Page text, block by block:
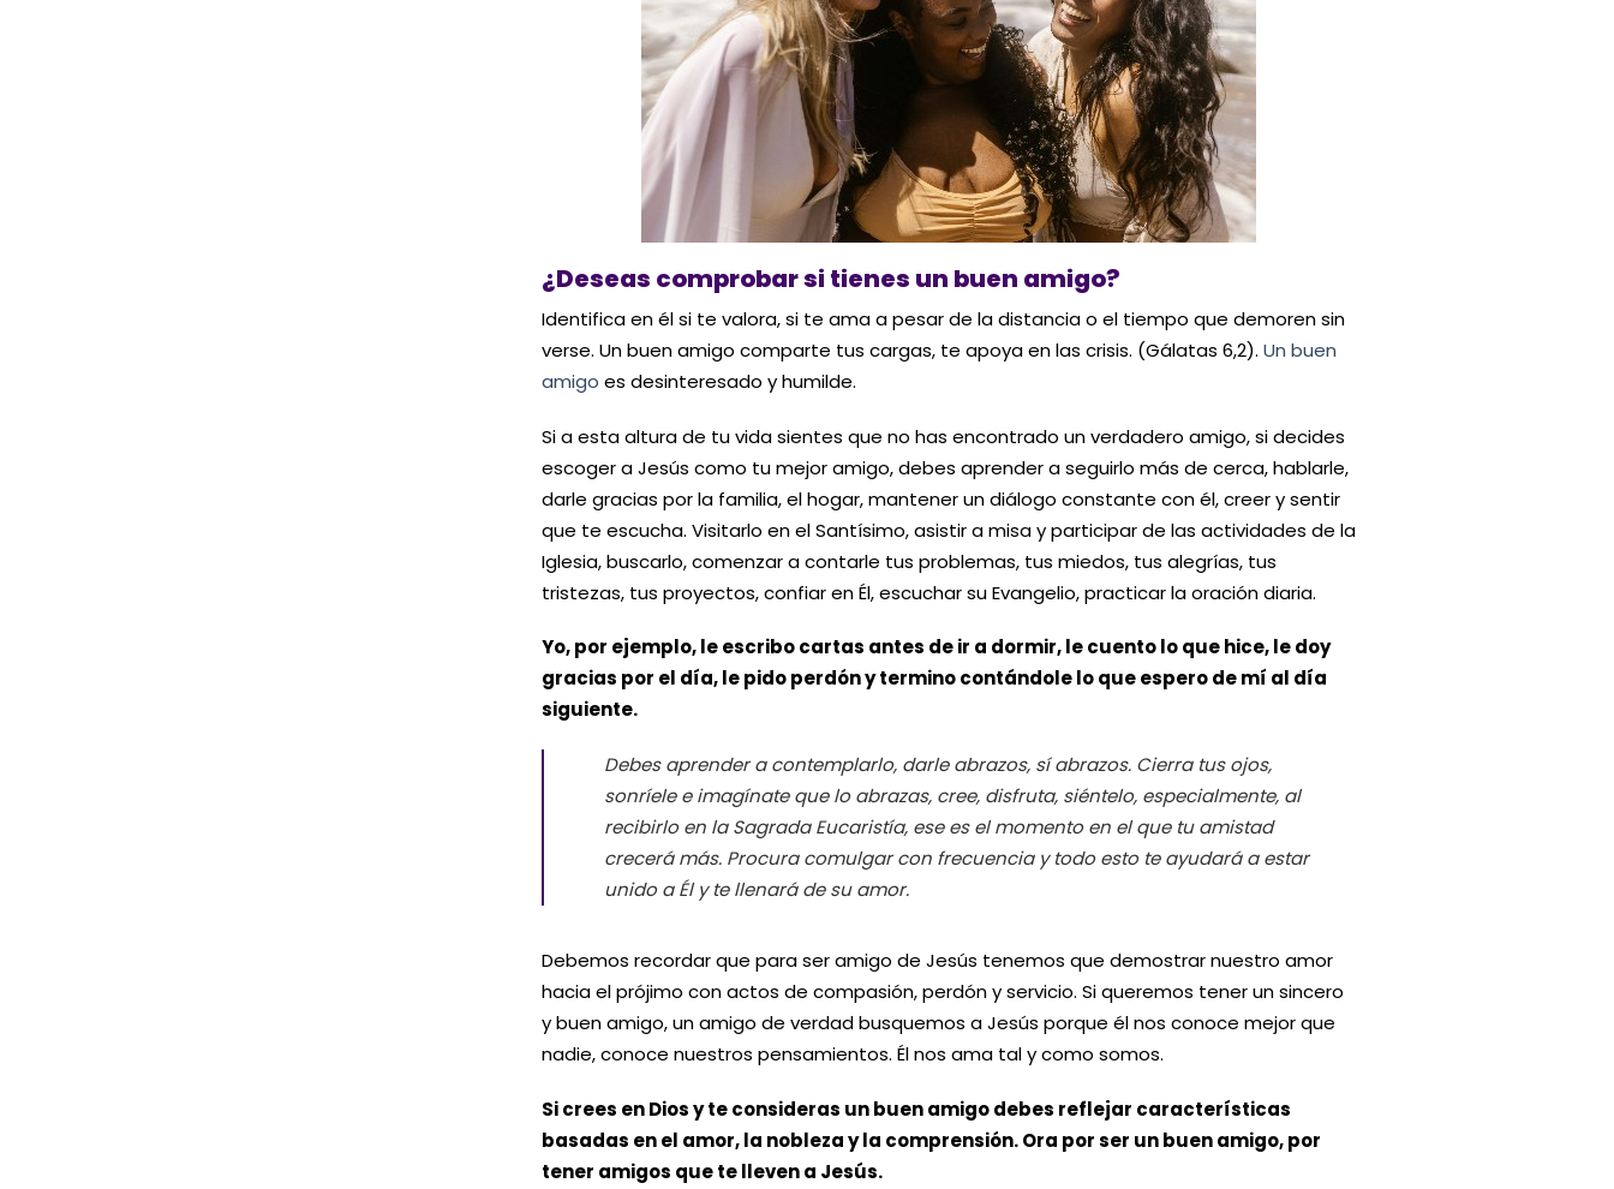
¿Deseas comprobar si tienes un buen amigo?
Identifica en él si te valora, si te ama a pesar de la distancia o el tiempo que demoren sin
verse. Un buen amigo comparte tus cargas, te apoya en las crisis. (Gálatas 6,2). Un buen
amigo es desinteresado y humilde.
Si a esta altura de tu vida sientes que no has encontrado un verdadero amigo, si decides
escoger a Jesús como tu mejor amigo, debes aprender a seguirlo más de cerca, hablarle,
darle gracias por la familia, el hogar, mantener un diálogo constante con él, creer y sentir
que te escucha. Visitarlo en el Santísimo, asistir a misa y participar de las actividades de la
Iglesia, buscarlo, comenzar a contarle tus problemas, tus miedos, tus alegrías, tus
tristezas, tus proyectos, confiar en Él, escuchar su Evangelio, practicar la oración diaria.
Yo, por ejemplo, le escribo cartas antes de ir a dormir, le cuento lo que hice, le doy
gracias por el día, le pido perdón y termino contándole lo que espero de mí al día
siguiente.
Debes aprender a contemplarlo, darle abrazos, sí abrazos. Cierra tus ojos,
sonríele e imagínate que lo abrazas, cree, disfruta, siéntelo, especialmente, al
recibirlo en la Sagrada Eucaristía, ese es el momento en el que tu amistad
crecerá más. Procura comulgar con frecuencia y todo esto te ayudará a estar
unido a Él y te llenará de su amor.
Debemos recordar que para ser amigo de Jesús tenemos que demostrar nuestro amor
hacia el prójimo con actos de compasión, perdón y servicio. Si queremos tener un sincero
y buen amigo, un amigo de verdad busquemos a Jesús porque él nos conoce mejor que
nadie, conoce nuestros pensamientos. Él nos ama tal y como somos.
Si crees en Dios y te consideras un buen amigo debes reflejar características
basadas en el amor, la nobleza y la comprensión. Ora por ser un buen amigo, por
tener amigos que te lleven a Jesús.